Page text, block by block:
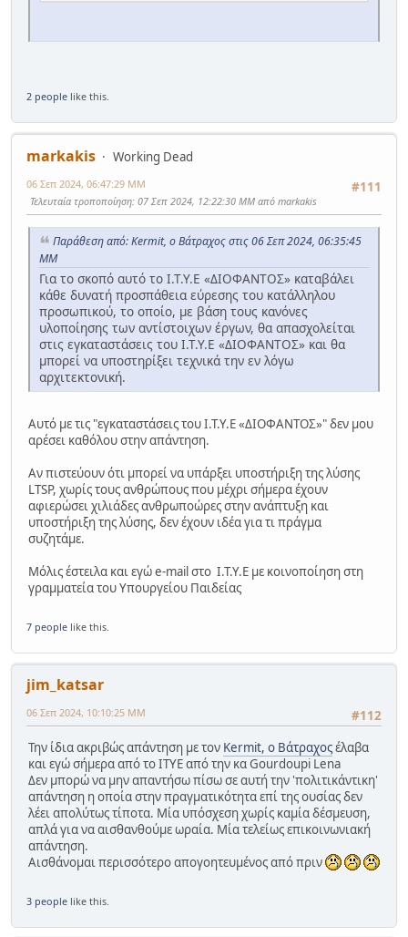
2 people like this.
markakis
Working Dead
#111
06 Σεπ 2024, 06:47:29 ΜΜ
Τελευταία τροποποίηση: 07 Σεπ 2024, 12:22:30 ΜΜ από markakis
Παράθεση από: Kermit, ο Βάτραχος στις 06 Σεπ 2024, 06:35:45
ΜΜ
Για το σκοπό αυτό το Ι.Τ.Υ.Ε «ΔΙΟΦΑΝΤΟΣ» καταβάλει
κάθε δυνατή προσπάθεια εύρεσης του κατάλληλου
προσωπικού, το οποίο, με βάση τους κανόνες
υλοποίησης των αντίστοιχων έργων, θα απασχολείται
στις εγκαταστάσεις του Ι.Τ.Υ.Ε «ΔΙΟΦΑΝΤΟΣ» και θα
μπορεί να υποστηρίξει τεχνικά την εν λόγω
αρχιτεκτονική.
Αυτό με τις "εγκαταστάσεις του Ι.Τ.Υ.Ε «ΔΙΟΦΑΝΤΟΣ»" δεν μου
αρέσει καθόλου στην απάντηση.
Αν πιστεύουν ότι μπορεί να υπάρξει υποστήριξη της λύσης
LTSP, χωρίς τους ανθρώπους που μέχρι σήμερα έχουν
αφιερώσει χιλιάδες ανθρωποώρες στην ανάπτυξη και
υποστήριξη της λύσης, δεν έχουν ιδέα για τι πράγμα
συζητάμε.
Μόλις έστειλα και εγώ e-mail στο Ι.Τ.Υ.Ε με κοινοποίηση στη
γραμματεία του Υπουργείου Παιδείας
7 people like this.
jim_katsar
#112
06 Σεπ 2024, 10:10:25 ΜΜ
Την ίδια ακριβώς απάντηση με τον Kermit, ο Βάτραχοςέλαβα
και εγώ σήμερα από το ΙΤΥΕ από την κα Gourdoupi Lena
Δεν μπορώ να μην απαντήσω πίσω σε αυτή την 'πολιτικάντικη'
απάντηση η οποία στην πραγματικότητα επί της ουσίας δεν
λέει απολύτως τίποτα. Μία υπόσχεση χωρίς καμία δέσμευση,
απλά για να αισθανθούμε ωραία. Μία τελείως επικοινωνιακή
απάντηση.
Αισθάνομαι περισσότερο απογοητευμένος από πριν
3 people like this.